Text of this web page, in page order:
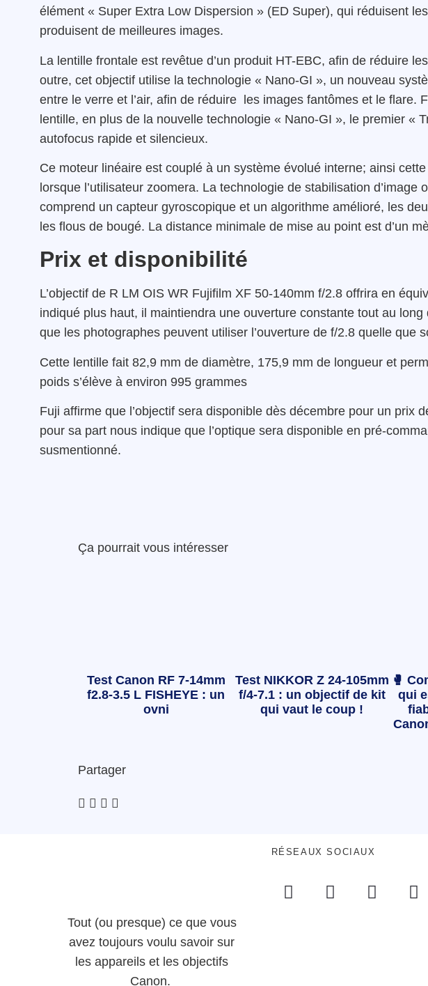
élément « Super Extra Low Dispersion » (ED Super), qui réduisent
produisent de meilleures images.
La lentille frontale est revêtue d’un produit HT-EBC, afin de réduire
outre, cet objectif utilise la technologie « Nano-GI », un nouveau
entre le verre et l’air, afin de réduire les images fantômes et le flare.
lentille, en plus de la nouvelle technologie « Nano-GI », le premier «
autofocus rapide et silencieux.
Ce moteur linéaire est couplé à un système évolué interne; ainsi
lorsque l’utilisateur zoomera. La technologie de stabilisation d’image
comprend un capteur gyroscopique et un algorithme amélioré, les
les flous de bougé. La distance minimale de mise au point est d’un
Prix et disponibilité
L’objectif de R LM OIS WR Fujifilm XF 50-140mm f/2.8 offrira en
indiqué plus haut, il maintiendra une ouverture constante tout au
que les photographes peuvent utiliser l’ouverture de f/2.8 quelle que
Cette lentille fait 82,9 mm de diamètre, 175,9 mm de longueur et
poids s’élève à environ 995 grammes
Fuji affirme que l’objectif sera disponible dès décembre pour un prix
pour sa part nous indique que l’optique sera disponible en pré-
susmentionné.
Ça pourrait vous intéresser
Test Canon RF 7-14mm
f2.8-3.5 L FISHEYE : un
ovni
Test NIKKOR Z 24-105mm
f/4-7.1 : un objectif de kit
qui vaut le coup !
🥊
qui
Partager
Tout (ou presque) ce que vous
avez toujours voulu savoir sur
les appareils et les objectifs
Canon.
RÉSEAUX SOCIAUX